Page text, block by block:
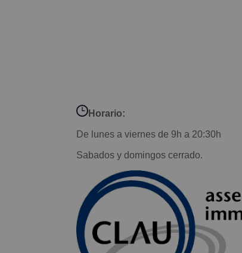
Horario:
De lunes a viernes de 9h a 20:30h
Sabados y domingos cerrado.